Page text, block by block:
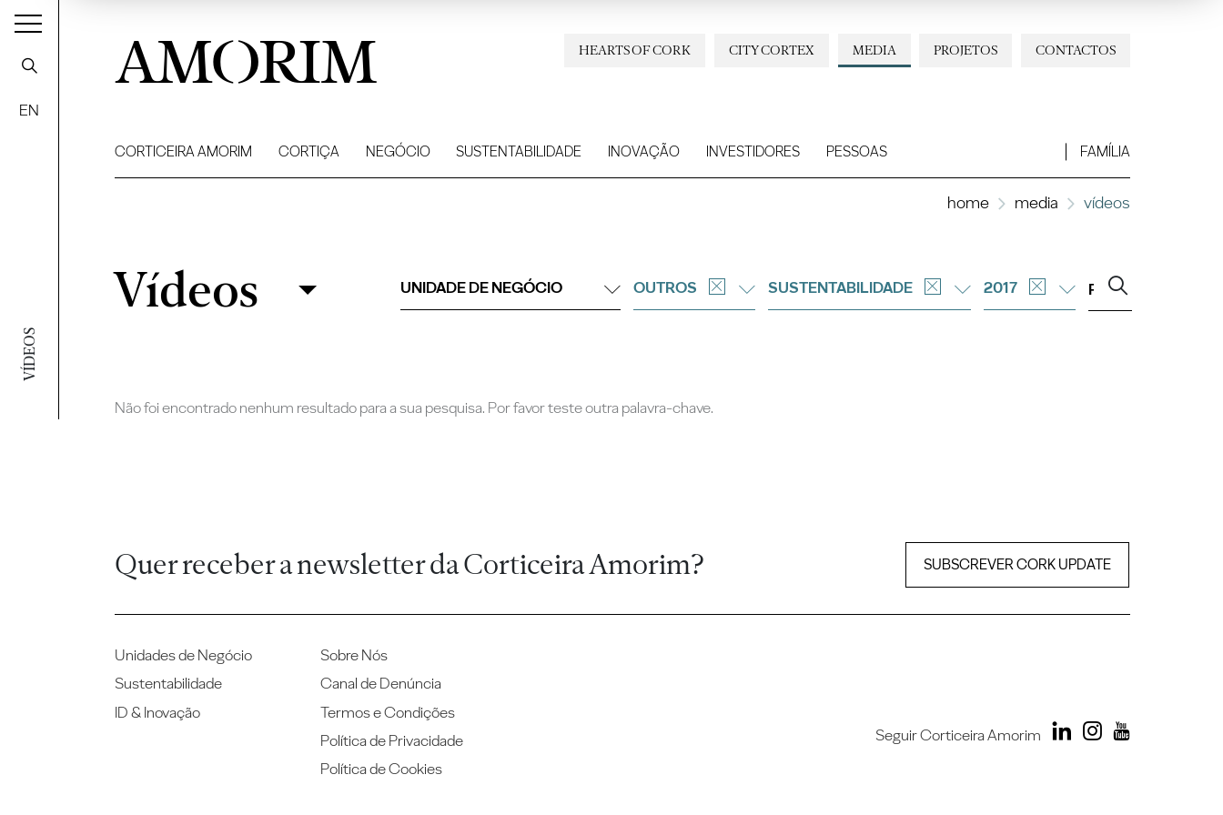
VÍDEOS
EN
AMORIM CONTACTOS
PROJETOS
MEDIA
CITY CORTEX
HEARTS OF CORK
CORTICEIRA AMORIM CORTIÇA NEGÓCIO SUSTENTABILIDADE INOVAÇÃO INVESTIDORES PESSOAS FAMÍLIA
home media vídeos
Filtrar
Vídeos UNIDADE DE NEGÓCIO OUTROS SUSTENTABILIDADE 2017
Não foi encontrado nenhum resultado para a sua pesquisa. Por favor teste outra palavra-chave.
Quer receber a newsletter da Corticeira Amorim? SUBSCREVER CORK UPDATE
Unidades de Negócio
Sustentabilidade
ID & Inovação
Sobre Nós
Canal de Denúncia
Termos e Condições
Política de Privacidade
Política de Cookies
Seguir Corticeira Amorim